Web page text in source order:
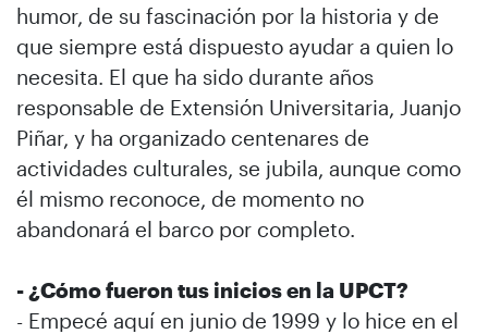
humor, de su fascinación por la historia y de
que siempre está dispuesto ayudar a quien lo
necesita. El que ha sido durante años
responsable de Extensión Universitaria, Juanjo
Piñar, y ha organizado centenares de
actividades culturales, se jubila, aunque como
él mismo reconoce, de momento no
abandonará el barco por completo.
- ¿Cómo fueron tus inicios en la UPCT?
- Empecé aquí en junio de 1999 y lo hice en el